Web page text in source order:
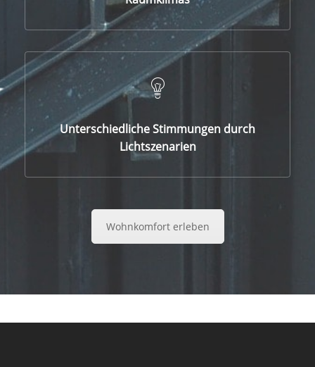
Unterschiedliche Stimmungen durch
Lichtszenarien
Wohnkomfort erleben